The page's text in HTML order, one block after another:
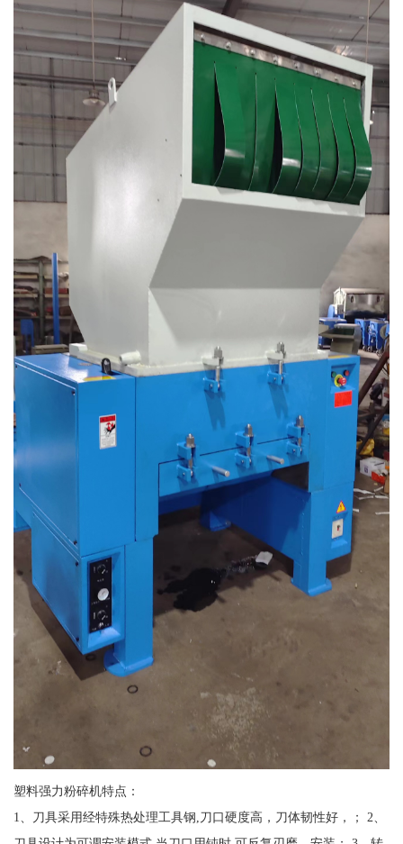
塑料强力粉碎机特点：
1、刀具采用经特殊热处理工具钢,刀口硬度高，刀体韧性好，； 2、